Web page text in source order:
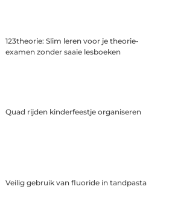
123theorie: Slim leren voor je theorie-
examen zonder saaie lesboeken
Quad rijden kinderfeestje organiseren
Veilig gebruik van fluoride in tandpasta